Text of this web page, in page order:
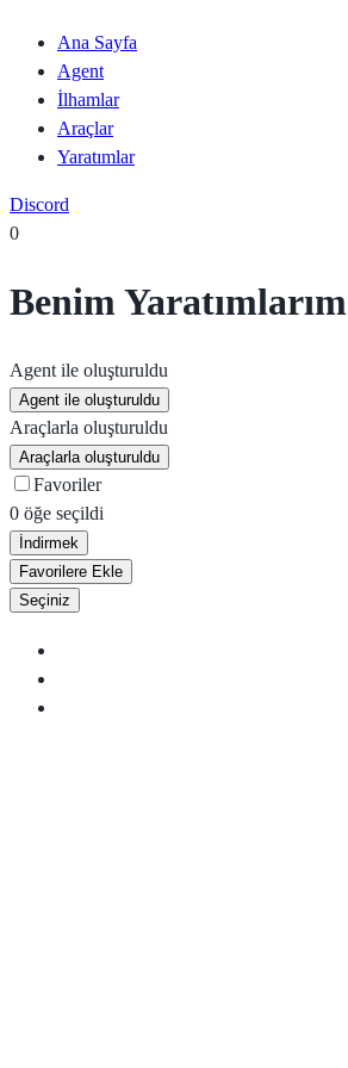
Ana Sayfa
Agent
İlhamlar
Araçlar
Yaratımlar
Discord
0
Benim Yaratımlarım
Agent ile oluşturuldu
Agent ile oluşturuldu
Araçlarla oluşturuldu
Araçlarla oluşturuldu
Favoriler
0 öğe seçildi
İndirmek
Favorilere Ekle
Seçiniz